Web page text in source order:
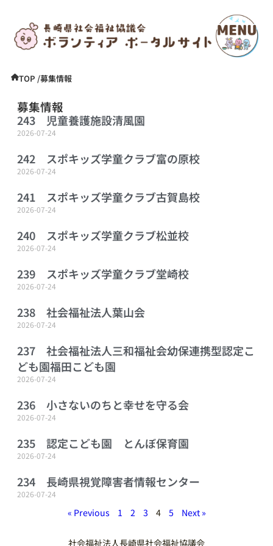
TOP /募集情報
募集情報
243 児童養護施設清風園
2026-07-24
242 スポキッズ学童クラブ富の原校
2026-07-24
241 スポキッズ学童クラブ古賀島校
2026-07-24
240 スポキッズ学童クラブ松並校
2026-07-24
239 スポキッズ学童クラブ堂崎校
2026-07-24
238 社会福祉法人葉山会
2026-07-24
237 社会福祉法人三和福祉会幼保連携型認定こ
ども園福田こども園
2026-07-24
236 小さないのちと幸せを守る会
2026-07-24
235 認定こども園 とんぼ保育園
2026-07-24
234 長崎県視覚障害者情報センター
2026-07-24
« Previous 1 2 3 4 5 Next »
社会福祉法人長崎県社会福祉協議会